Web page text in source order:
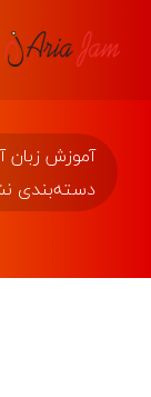
آموزش زبان
دسته‌بندی